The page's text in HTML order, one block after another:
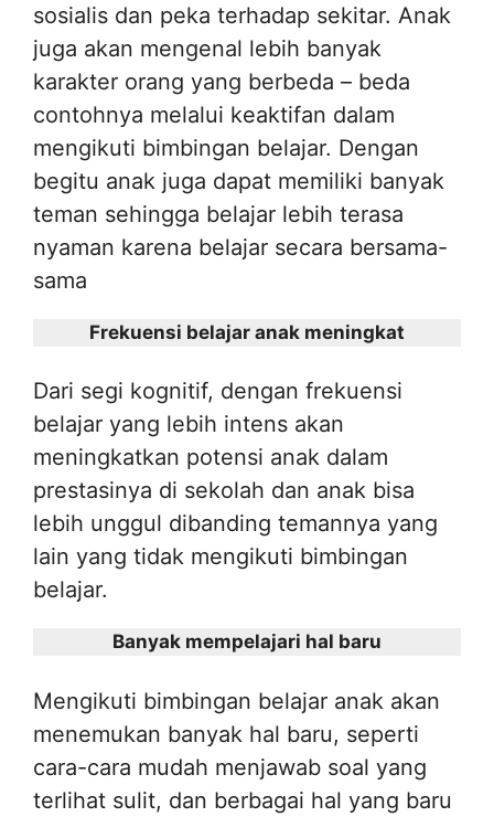
sosialis dan peka terhadap sekitar. Anak
juga akan mengenal lebih banyak
karakter orang yang berbeda – beda
contohnya melalui keaktifan dalam
mengikuti bimbingan belajar. Dengan
begitu anak juga dapat memiliki banyak
teman sehingga belajar lebih terasa
nyaman karena belajar secara bersama-
sama
Frekuensi belajar anak meningkat
Dari segi kognitif, dengan frekuensi
belajar yang lebih intens akan
meningkatkan potensi anak dalam
prestasinya di sekolah dan anak bisa
lebih unggul dibanding temannya yang
lain yang tidak mengikuti bimbingan
belajar.
Banyak mempelajari hal baru
Mengikuti bimbingan belajar anak akan
menemukan banyak hal baru, seperti
cara-cara mudah menjawab soal yang
terlihat sulit, dan berbagai hal yang baru